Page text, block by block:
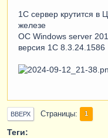
1С сервер крутится в
железе
ОС Windows server
версия 1С 8.3.24.1586
ВВЕРХ Страницы 1
Теги: